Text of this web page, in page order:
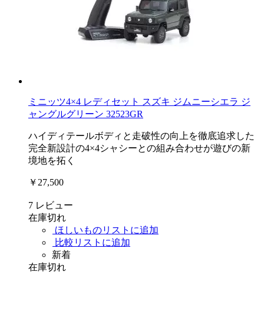
ミニッツ4×4 レディセット スズキ ジムニーシエラ ジ
ャングルグリーン 32523GR
ハイディテールボディと走破性の向上を徹底追求した
完全新設計の4×4シャシーとの組み合わせが遊びの新
境地を拓く
￥27,500
7 レビュー
在庫切れ
ほしいものリストに追加
比較リストに追加
新着
在庫切れ